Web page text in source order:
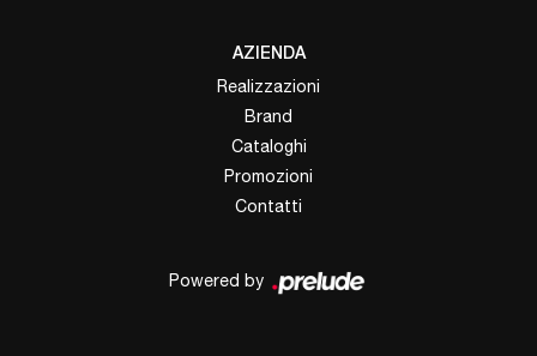
AZIENDA
Realizzazioni
Brand
Cataloghi
Promozioni
Contatti
Powered by